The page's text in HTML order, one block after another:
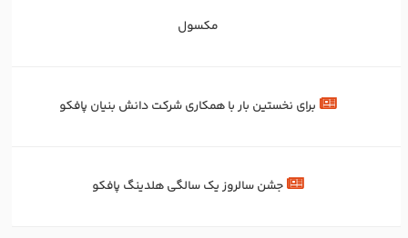
مکسول
برای‌ نخستین‌ بار با همکاری شرکت دانش بنیان پافکو
جشن سالروز یک سالگی هلدینگ پافکو